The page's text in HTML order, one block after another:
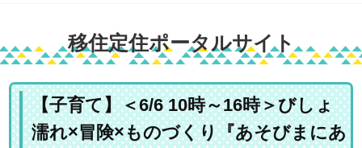
移住定住ポータルサイト
【子育て】＜6/6 10時～16時＞びしょ
濡れ×冒険×ものづくり『あそびまにあ